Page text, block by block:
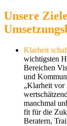
Unsere
Klarheit
wichtigsten
Bereichen
und
„Klarheit vor
manchmal
fit für die
Beratern,